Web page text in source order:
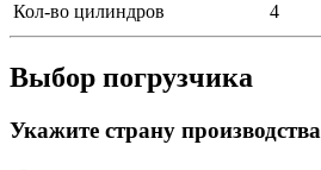
Кол-во цилиндров
4
Выбор погрузчика
Укажите страну производства